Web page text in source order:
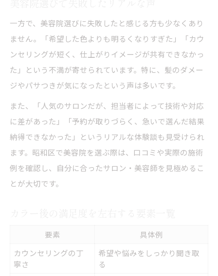
一方で、美容院選びに失敗したと感じる方も少なくあり
ません。「希望した色よりも明るくなりすぎた」「カウ
ンセリングが短く、仕上がりイメージが共有できなかっ
た」という不満が寄せられています。特に、髪のダメー
ジやパサつきが気になったという声は多いです。
また、「人気のサロンだが、担当者によって技術や対応
に差があった」「予約が取りづらく、急いで選んだ結果
納得できなかった」というリアルな体験談も見受けられ
ます。昭和区で美容院を選ぶ際は、口コミや実際の施術
例を確認し、自分に合ったサロン・美容師を見極めるこ
とが大切です。
要素
具体例
カウンセリングの丁
寧さ
希望や悩みをしっかり聞き取
る